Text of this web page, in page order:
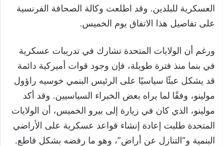
العسكرية للبلدين. وقد اطلعت وكالة الصحافة الفرنسية
على تفاصيل هذا الاتفاق يوم الخميس.
ورغم أن الولايات المتحدة تشارك في تدريبات عسكرية
في بنما منذ فترة طويلة، فإن وجود قوات أميركية دائمة
قد يشكل عبئًا سياسيًا على الرئيس البنمي خوسيه راؤول
مولينو، وفقًا لما يراه بعض الخبراء السياسيين. وقد أكد
مولينو، الذي كان في زيارة إلى بيرو الخميس، أن الولايات
المتحدة طلبت إعادة إنشاء قواعد عسكرية على الأراضي
البنمية و”التنازل عن أراض”، وهو ما رفضه بشكل قاطع.